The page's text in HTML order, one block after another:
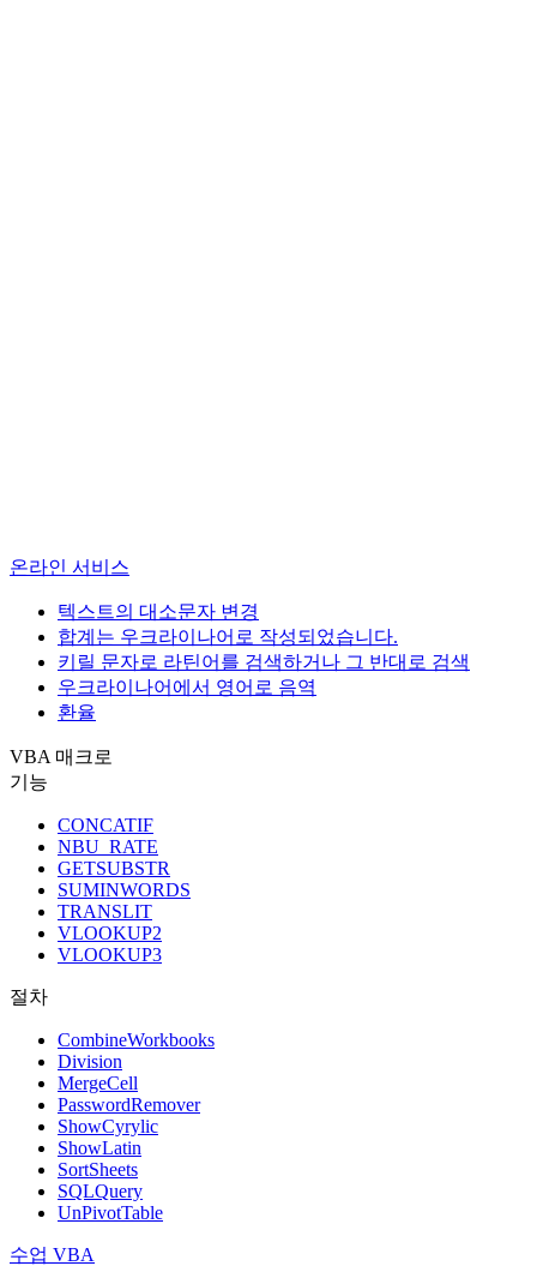
온라인 서비스
텍스트의 대소문자 변경
합계는 우크라이나어로 작성되었습니다.
키릴 문자로 라틴어를 검색하거나 그 반대로 검색
우크라이나어에서 영어로 음역
환율
VBA 매크로
기능
CONCATIF
NBU_RATE
GETSUBSTR
SUMINWORDS
TRANSLIT
VLOOKUP2
VLOOKUP3
절차
CombineWorkbooks
Division
MergeCell
PasswordRemover
ShowCyrylic
ShowLatin
SortSheets
SQLQuery
UnPivotTable
수업 VBA